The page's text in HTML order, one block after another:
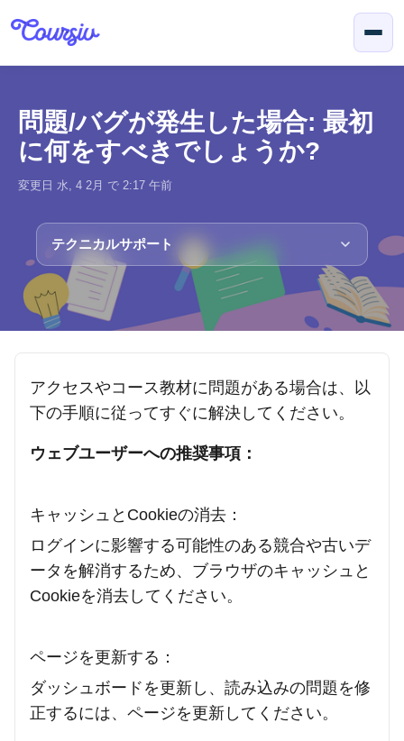
問題/バグが発生した場合: 最初
に何をすべきでしょうか?
変更日 水, 4 2月 で 2:17 午前
テクニカルサポート
アクセスやコース教材に問題がある場合は、以
下の手順に従ってすぐに解決してください。
ウェブユーザーへの推奨事項：
キャッシュとCookieの消去：
ログインに影響する可能性のある競合や古いデ
ータを解消するため、ブラウザのキャッシュと
Cookieを消去してください。
ページを更新する：
ダッシュボードを更新し、読み込みの問題を修
正するには、ページを更新してください。